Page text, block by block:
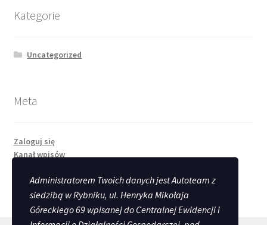
Kategorie
Uncategorized
Meta
Zaloguj się
Kanał wpisów
WordPress.org
Administratorem Twoich danych jest Autoteam z
siedzibą w Rybniku, ul. Henryka Mikołaja
Góreckiego 69 wpisanej do Centralnej Ewidencji i